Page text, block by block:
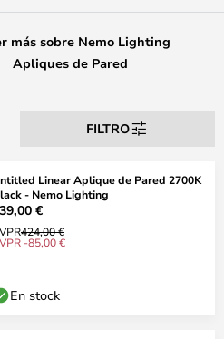
más sobre Nemo Lighting
Apliques de Pared
FILTRO
Linear Aplique de Pared 2700K
- Nemo Lighting
€
424,00 €
-85,00 €
En stock